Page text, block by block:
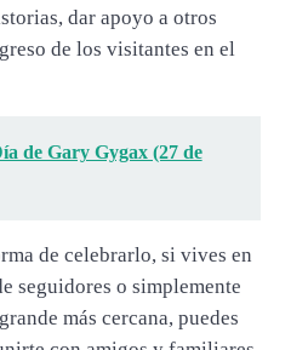
dar apoyo a otros
de los visitantes en el
de Gary Gygax (27 de
de celebrarlo, si vives en
seguidores o simplemente
más cercana, puedes